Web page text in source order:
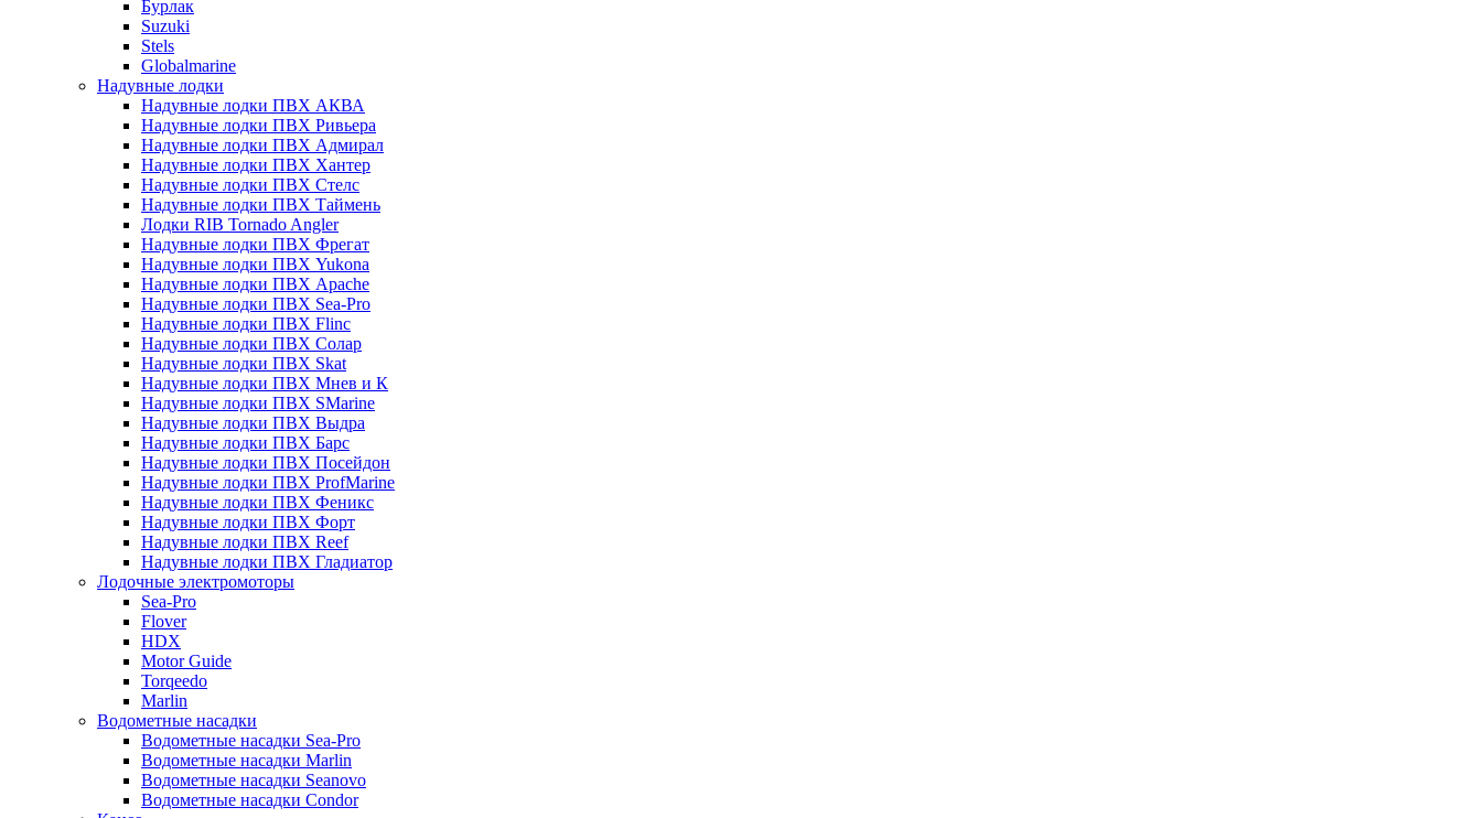
Бурлак
Suzuki
Stels
Globalmarine
Надувные лодки
Надувные лодки ПВХ АКВА
Надувные лодки ПВХ Ривьера
Надувные лодки ПВХ Адмирал
Надувные лодки ПВХ Хантер
Надувные лодки ПВХ Стелс
Надувные лодки ПВХ Таймень
Лодки RIB Tornado Angler
Надувные лодки ПВХ Фрегат
Надувные лодки ПВХ Yukona
Надувные лодки ПВХ Apache
Надувные лодки ПВХ Sea-Pro
Надувные лодки ПВХ Flinc
Надувные лодки ПВХ Солар
Надувные лодки ПВХ Skat
Надувные лодки ПВХ Мнев и К
Надувные лодки ПВХ SMarine
Надувные лодки ПВХ Выдра
Надувные лодки ПВХ Барс
Надувные лодки ПВХ Посейдон
Надувные лодки ПВХ ProfMarine
Надувные лодки ПВХ Феникс
Надувные лодки ПВХ Форт
Надувные лодки ПВХ Reef
Надувные лодки ПВХ Гладиатор
Лодочные электромоторы
Sea-Pro
Flover
HDX
Motor Guide
Torqeedo
Marlin
Водометные насадки
Водометные насадки Sea-Pro
Водометные насадки Marlin
Водометные насадки Seanovo
Водометные насадки Condor